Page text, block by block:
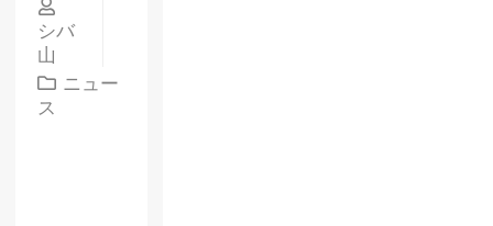
シバ
山
ニュー
ス